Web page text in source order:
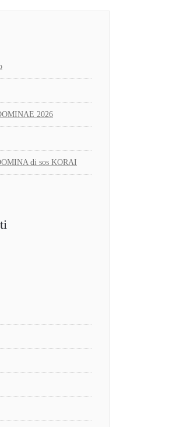
2026
di sos KORAI